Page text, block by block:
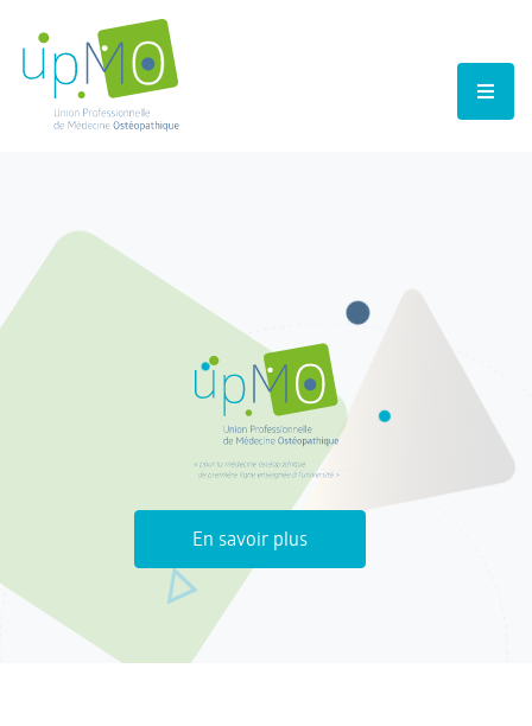
En savoir plus